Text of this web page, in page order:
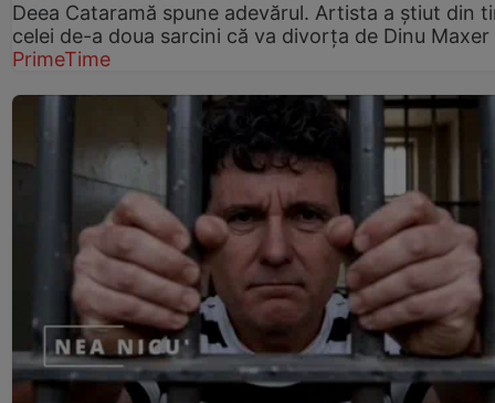
Deea Cataramă spune adevărul. Artista a știut din
celei de-a doua sarcini că va divorța de Dinu Maxer
PrimeTime